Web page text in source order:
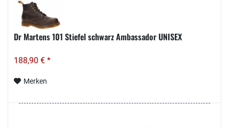
Dr Martens 101 Stiefel schwarz Ambassador UNISEX
188,90 € *
Merken